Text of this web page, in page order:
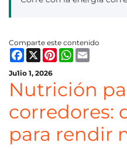
Comparte este contenido
Facebook
X PinterestWhatsApp
Ju1io 1, 2026
Nutrición
corredores:
para rendir